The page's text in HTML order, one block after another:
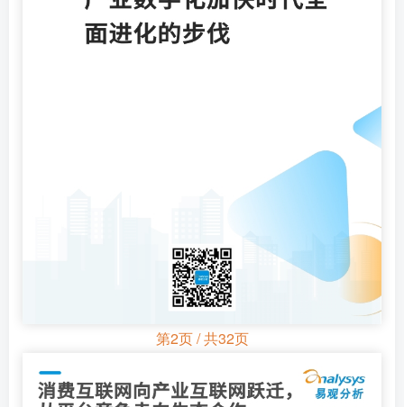
第2页 / 共32页